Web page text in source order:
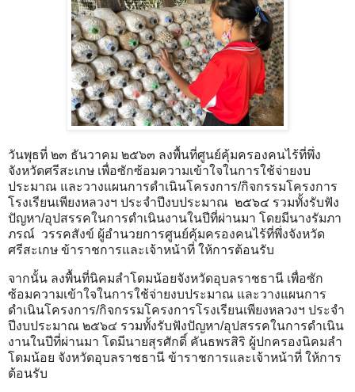
วันพุธที่ ๒๓ ธันวาคม ๒๕๖๓ ลงพื้นที่ศูนย์คุ้มครองคนไร้ที่พึ่ง
จังหวัดศรีสะเกษ เพื่อซักซ้อมความเข้าใจในการใช้จ่ายงบ
ประมาณ และวางแผนการดำเนินโครงการ/กิจกรรมโครงการ
โรงเรียนเพียงหลวงฯ ประจำปีงบประมาณ ๒๕๖๔ รวมทั้งรับฟัง
ปัญหา/อุปสรรคในการดำเนินงานในปีที่ผ่านมา โดยมีนางรัมภา
ภรณ์ วรรคสังข์ ผู้อำนวยการศูนย์คุ้มครองคนไร้ที่พึ่งจังหวัด
ศรีสะเกษ ข้าราชการและเจ้าหน้าที่ ให้การต้อนรับ
จากนั้น ลงพื้นที่นิคมลำโดมน้อยจังหวัดอุบลราชธานี เพื่อซัก
ซ้อมความเข้าใจในการใช้จ่ายงบประมาณ และวางแผนการ
ดำเนินโครงการ/กิจกรรมโครงการโรงเรียนเพียงหลวงฯ ประจำ
ปีงบประมาณ ๒๕๖๔ รวมทั้งรับฟังปัญหา/อุปสรรคในการดำเนิน
งานในปีที่ผ่านมา โดมีนายสุรศักดิ์ คันธพรสิริ ผู้ปกครองนิคมลำ
โดมน้อย จังหวัดอุบลราชธานี ข้าราชการและเจ้าหน้าที่ ให้การ
ต้อนรับ